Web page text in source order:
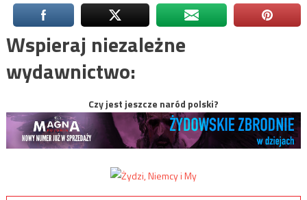
Wspieraj niezależne
wydawnictwo:
Czy jest jeszcze naród polski?